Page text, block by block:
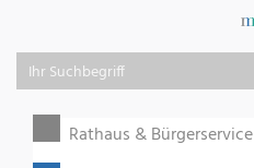
Rathaus & Bürgerservice